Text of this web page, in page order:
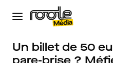
Un billet de 50